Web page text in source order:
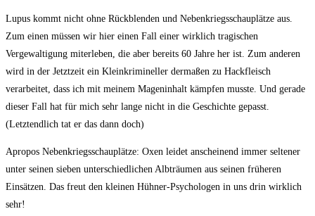
Lupus kommt nicht ohne Rückblenden und Nebenkriegsschauplätze aus.
Zum einen müssen wir hier einen Fall einer wirklich tragischen
Vergewaltigung miterleben, die aber bereits 60 Jahre her ist. Zum anderen
wird in der Jetztzeit ein Kleinkrimineller dermaßen zu Hackfleisch
verarbeitet, dass ich mit meinem Mageninhalt kämpfen musste. Und gerade
dieser Fall hat für mich sehr lange nicht in die Geschichte gepasst.
(Letztendlich tat er das dann doch)
Apropos Nebenkriegsschauplätze: Oxen leidet anscheinend immer seltener
unter seinen sieben unterschiedlichen Albträumen aus seinen früheren
Einsätzen. Das freut den kleinen Hühner-Psychologen in uns drin wirklich
sehr!